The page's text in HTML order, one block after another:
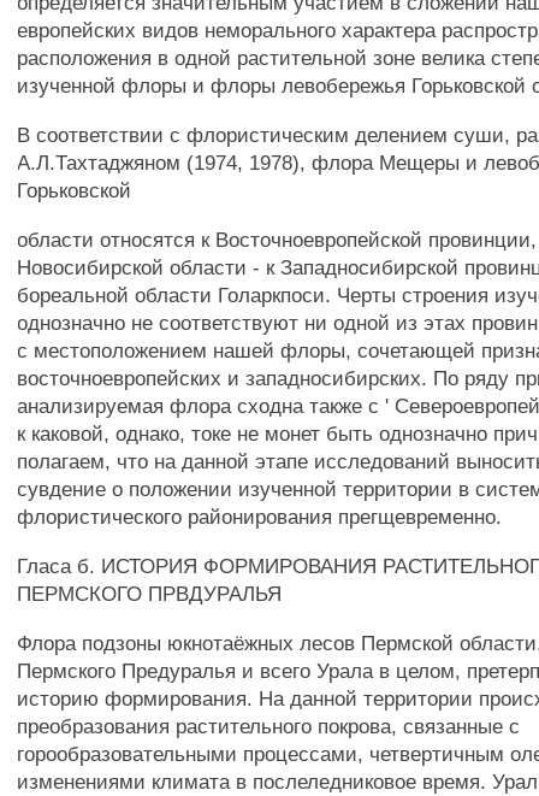
европейских видов неморального характера
расположения в одной растительной зоне велика
изученной флоры и флоры левобережья Горьковской
В соответствии с флористическим делением суши,
А.Л.Тахтаджяном (1974, 1978), флора Мещеры и
Горьковской
области относятся к Восточноевропейской
Новосибирской области - к Западносибирской
бореальной области Голаркпоси. Черты строения
однозначно не соответствуют ни одной из этах
с местоположением нашей флоры, сочетающей
восточноевропейских и западносибирских. По ряду
анализируемая флора сходна также с '
к каковой, однако, токе не монет быть однозначно
полагаем, что на данной этапе исследований
сувдение о положении изученной территории в
флористического районирования прегщевременно.
Гласа б. ИСТОРИЯ ФОРМИРОВАНИЯ
ПЕРМСКОГО ПРВДУРАЛЬЯ
Флора подзоны юкнотаёжных лесов Пермской
Пермского Предуралья и всего Урала в целом,
историю формирования. На данной территории
преобразования растительного покрова, связанные с
горообразовательными процессами, четвертичным
изменениями климата в послеледниковое время.